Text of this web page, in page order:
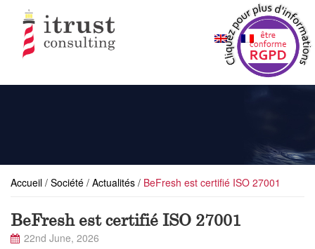
Accueil / Société / Actualités / BeFresh est certifié ISO 27001
BeFresh est certifié ISO 27001
22nd June, 2026